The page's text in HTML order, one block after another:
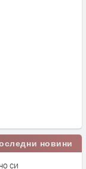
новини
си